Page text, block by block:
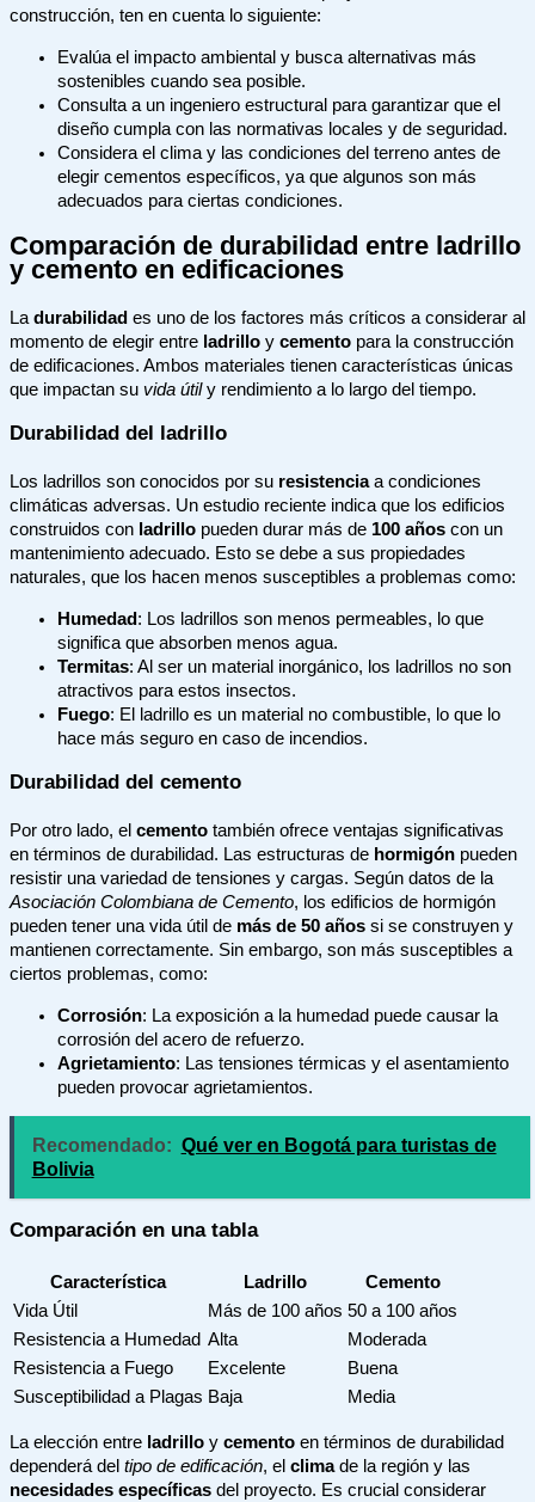
construcción, ten en cuenta lo siguiente:
Evalúa el impacto ambiental y busca alternativas más
sostenibles cuando sea posible.
Consulta a un ingeniero estructural para garantizar que el
diseño cumpla con las normativas locales y de seguridad.
Considera el clima y las condiciones del terreno antes de
elegir cementos específicos, ya que algunos son más
adecuados para ciertas condiciones.
Comparación de durabilidad entre ladrillo
y cemento en edificaciones
Ladurabilidad es uno de los factores más críticos a considerar al
momento de elegir entre ladrillo y cemento para la construcción
de edificaciones. Ambos materiales tienen características únicas
que impactan su vida útily rendimiento a lo largo del tiempo.
Durabilidad del ladrillo
Los ladrillos son conocidos por su resistenciaa condiciones
climáticas adversas. Un estudio reciente indica que los edificios
construidos con ladrillo pueden durar más de 100 años con un
mantenimiento adecuado. Esto se debe a sus propiedades
naturales, que los hacen menos susceptibles a problemas como:
Humedad : Los ladrillos son menos permeables, lo que
significa que absorben menos agua.
Termitas: Al ser un material inorgánico, los ladrillos no son
atractivos para estos insectos.
Fuego: El ladrillo es un material no combustible, lo que lo
hace más seguro en caso de incendios.
Durabilidad del cemento
Por otro lado, el cemento también ofrece ventajas significativas
en términos de durabilidad. Las estructuras de hormigón pueden
resistir una variedad de tensiones y cargas. Según datos de la
Asociación Colombiana de Cemento, los edificios de hormigón
pueden tener una vida útil de más de 50 años si se construyen y
mantienen correctamente. Sin embargo, son más susceptibles a
ciertos problemas, como:
Corrosión: La exposición a la humedad puede causar la
corrosión del acero de refuerzo.
Agrietamiento: Las tensiones térmicas y el asentamiento
pueden provocar agrietamientos.
Recomendado: Qué ver en Bogotá para turistas de
Bolivia
Comparación en una tabla
Característica Ladrillo
Cemento
Vida Útil
Más de 100 años 50 a 100 años
Resistencia a Humedad Alta
Moderada
Resistencia a Fuego
Excelente
Buena
Susceptibilidad a Plagas Baja Media
La elección entre ladrillo y cemento en términos de durabilidad
dependerá del tipo de edificación, el climade la región y las
necesidades específicas del proyecto. Es crucial considerar